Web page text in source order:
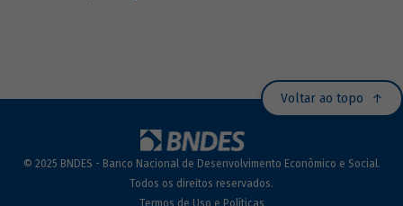
Voltar ao topo
© 2025 BNDES - Banco Nacional de Desenvolvimento Econômico e Social.
Todos os direitos reservados.
Termos de Uso e Políticas